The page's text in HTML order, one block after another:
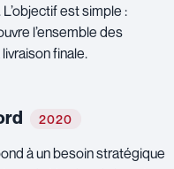
est simple :
l’ensemble des
finale.
2020
à un besoin stratégique